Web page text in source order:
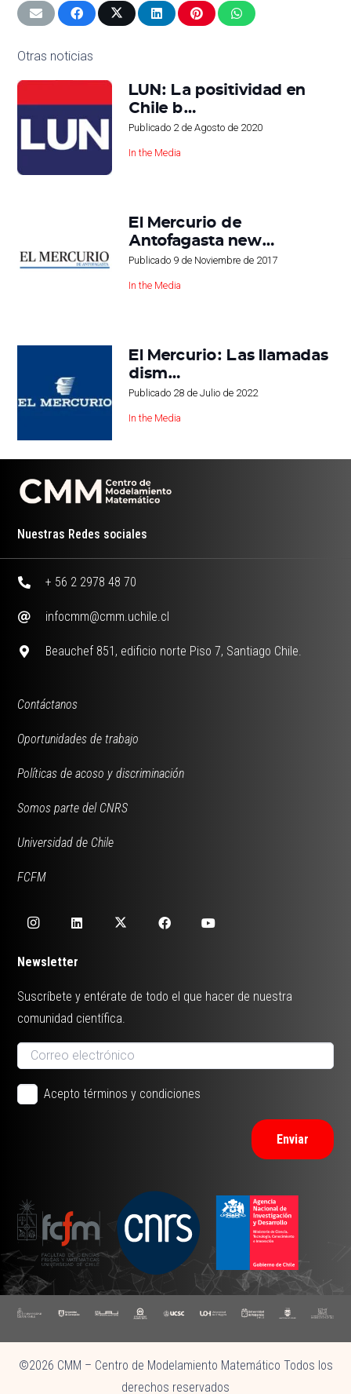
Otras noticias
LUN: La positividad en
Chile b…
Publicado 2 de Agosto de 2020
In the Media
El Mercurio de
Antofagasta new…
Publicado 9 de Noviembre de 2017
In the Media
El Mercurio: Las llamadas
dism…
Publicado 28 de Julio de 2022
In the Media
Nuestras Redes sociales
+ 56 2 2978 48 70
infocmm@cmm.uchile.cl
Beauchef 851, edificio norte Piso 7, Santiago Chile.
Contáctanos
Oportunidades de trabajo
Políticas de acoso y discriminación
Somos parte del CNRS
Universidad de Chile
FCFM
Newsletter
Suscríbete y entérate de todo el que hacer de nuestra
comunidad científica.
Acepto términos y condiciones
Enviar
©2026 CMM – Centro de Modelamiento Matemático Todos los
derechos reservados